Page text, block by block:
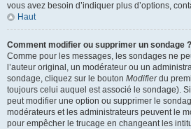
vous avez besoin d’indiquer plus d’options,
Haut
Comment modifier ou supprimer un sondage ?
Comme pour les messages, les sondages ne
l’auteur original, un modérateur ou un
sondage, cliquez sur le bouton Modifierdu
toujours celui auquel est associé le sondage).
peut modifier une option ou supprimer le
modérateurs et les administrateurs peuvent le
pour empêcher le trucage en changeant les